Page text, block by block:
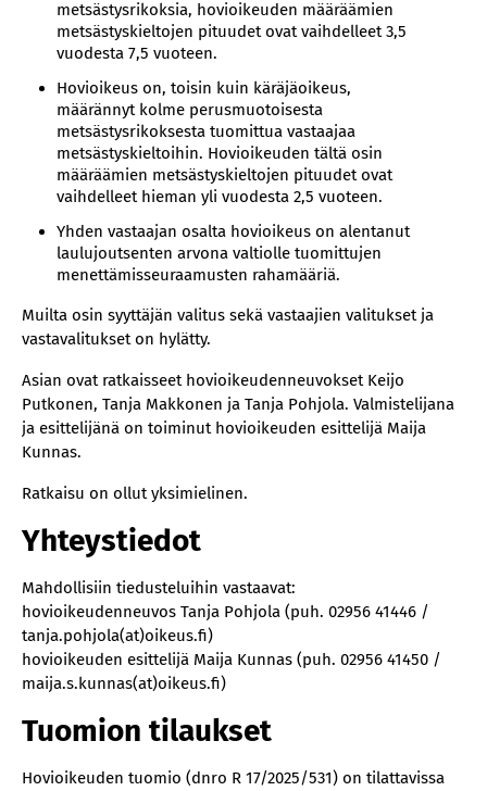
metsästysrikoksia, hovioikeuden määräämien
metsästyskieltojen pituudet ovat vaihdelleet 3,5
vuodesta 7,5 vuoteen.
Hovioikeus on, toisin kuin käräjäoikeus,
määrännyt kolme perusmuotoisesta
metsästysrikoksesta tuomittua vastaajaa
metsästyskieltoihin. Hovioikeuden tältä osin
määräämien metsästyskieltojen pituudet ovat
vaihdelleet hieman yli vuodesta 2,5 vuoteen.
Yhden vastaajan osalta hovioikeus on alentanut
laulujoutsenten arvona valtiolle tuomittujen
menettämisseuraamusten rahamääriä.
Muilta osin syyttäjän valitus sekä vastaajien valitukset ja
vastavalitukset on hylätty.
Asian ovat ratkaisseet hovioikeudenneuvokset Keijo
Putkonen, Tanja Makkonen ja Tanja Pohjola. Valmistelijana
ja esittelijänä on toiminut hovioikeuden esittelijä Maija
Kunnas.
Ratkaisu on ollut yksimielinen.
Yhteystiedot
Mahdollisiin tiedusteluihin vastaavat:
hovioikeudenneuvos Tanja Pohjola (puh. 02956 41446 /
tanja.pohjola(at)oikeus.fi)
hovioikeuden esittelijä Maija Kunnas (puh. 02956 41450 /
maija.s.kunnas(at)oikeus.fi)
Tuomion tilaukset
Hovioikeuden tuomio (dnro R 17/2025/531) on tilattavissa